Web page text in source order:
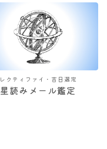
レクティファイ・吉日選定
星読みメール鑑定